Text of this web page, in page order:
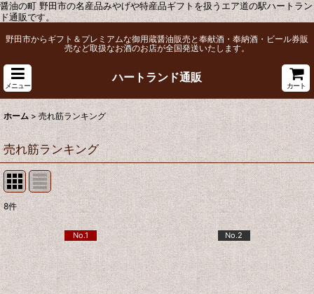
醤油の町 野田市の名産品みやげや特産品ギフトを扱うエア道の駅ハートラン
ド通販です。
野田市からギフト＆プレミアムな御用蔵醤油販売と奉献酒・奉納酒・ビール券販
売など取扱なお酒のお店が全国発送いたします。
メニュー
ハートランド通販
カート
ホーム > 売れ筋ランキング
売れ筋ランキング
8件
No.1 No.2